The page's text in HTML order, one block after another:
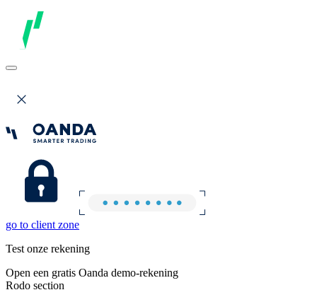
go to client zone
Test onze rekening
Open een gratis Oanda demo-rekening
Rodo section